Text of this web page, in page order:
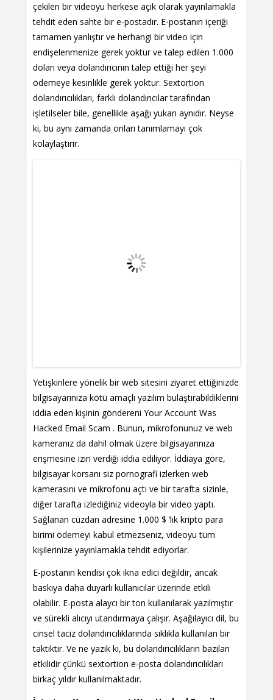
çekilen bir videoyu herkese açık olarak yayınlamakla
tehdit eden sahte bir e-postadır. E-postanın içeriği
tamamen yanlıştır ve herhangi bir video için
endişelenmenize gerek yoktur ve talep edilen 1.000
doları veya dolandırıcının talep ettiği her şeyi
ödemeye kesinlikle gerek yoktur. Sextortion
dolandırıcılıkları, farklı dolandırıcılar tarafından
işletilseler bile, genellikle aşağı yukarı aynıdır. Neyse
ki, bu aynı zamanda onları tanımlamayı çok
kolaylaştırır.
Yetişkinlere yönelik bir web sitesini ziyaret ettiğinizde
bilgisayarınıza kötü amaçlı yazılım bulaştırabildiklerini
iddia eden kişinin göndereni Your Account Was
Hacked Email Scam . Bunun, mikrofonunuz ve web
kameranız da dahil olmak üzere bilgisayarınıza
erişmesine izin verdiği iddia ediliyor. İddiaya göre,
bilgisayar korsanı siz pornografi izlerken web
kamerasını ve mikrofonu açtı ve bir tarafta sizinle,
diğer tarafta izlediğiniz videoyla bir video yaptı.
Sağlanan cüzdan adresine 1.000 $ ‘lık kripto para
birimi ödemeyi kabul etmezseniz, videoyu tüm
kişilerinize yayınlamakla tehdit ediyorlar.
E-postanın kendisi çok ikna edici değildir, ancak
baskıya daha duyarlı kullanıcılar üzerinde etkili
olabilir. E-posta alaycı bir ton kullanılarak yazılmıştır
ve sürekli alıcıyı utandırmaya çalışır. Aşağılayıcı dil, bu
cinsel taciz dolandırıcılıklarında sıklıkla kullanılan bir
taktiktir. Ve ne yazık ki, bu dolandırıcılıkların bazıları
etkilidir çünkü sextortion e-posta dolandırıcılıkları
birkaç yıldır kullanılmaktadır.